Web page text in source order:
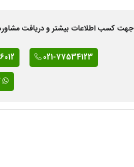
جهت کسب اطلاعات بیشتر و دریافت مشاوره
021-77534123